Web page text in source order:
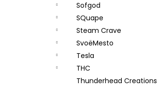
Sofgod
SQuape
Steam Crave
SvoëMesto
Tesla
THC
Thunderhead Creations